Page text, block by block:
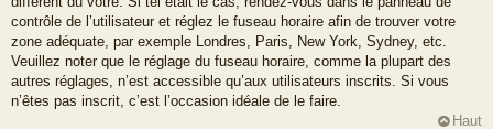
contrôle de l’utilisateur et réglez le fuseau horaire afin de trouver votre
zone adéquate, par exemple Londres, Paris, New York, Sydney, etc.
Veuillez noter que le réglage du fuseau horaire, comme la plupart des
autres réglages, n’est accessible qu’aux utilisateurs inscrits. Si vous
n’êtes pas inscrit, c’est l’occasion idéale de le faire.
Haut